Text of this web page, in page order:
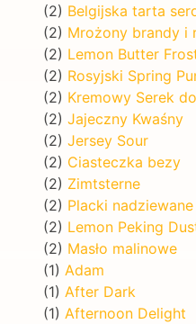
(2) Belgijska tarta
(2) Mrożony brandy i
(2) Lemon Butter
(2) Rosyjski Spring
(2) Kremowy Serek
(2) Jajeczny Kwaśny
(2) Jersey Sour
(2) Ciasteczka bezy
(2) Zimtsterne
(2) Placki
(2) Lemon Peking
(2) Masło malinowe
(1) Adam
(1) After Dark
(1) Afternoon Delight